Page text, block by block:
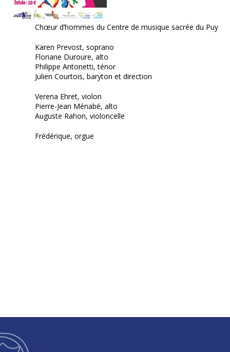
Chœur d’hommes du Centre de musique sacrée du Puy
Karen Prevost, soprano
Floriane Duroure, alto
Philippe Antonetti, ténor
Julien Courtois, baryton et direction
Verena Ehret, violon
Pierre-Jean Ménabé, alto
Auguste Rahon, violoncelle
Frédérique, orgue